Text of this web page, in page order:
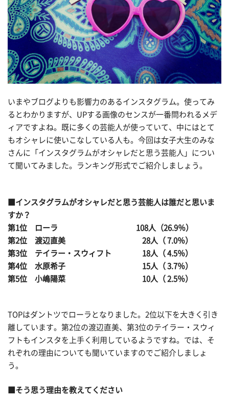
いまやブログよりも影響力のあるインスタグラム。使ってみ
るとわかりますが、UPする画像のセンスが一番問われるメデ
ィアですよね。既に多くの芸能人が使っていて、中にはとて
もオシャレに使いこなしている人も。今回は女子大生のみな
さんに「インスタグラムがオシャレだと思う芸能人」につい
て聞いてみました。ランキング形式でご紹介しましょう。
■インスタグラムがオシャレだと思う芸能人は誰だと思いま
すか？
第1位 ローラ 108人（26.9％）
第2位 渡辺直美 28人（ 7.0％）
第3位 テイラー・スウィフト 18人（ 4.5％）
第4位 水原希子 15人（ 3.7％）
第5位 小嶋陽菜 10人（ 2.5％）
TOPはダントツでローラとなりました。2位以下を大きく引き
離しています。第2位の渡辺直美、第3位のテイラー・スウィ
フトもインスタを上手く利用しているようですね。では、そ
れぞれの理由についても聞いていますのでご紹介しましょ
う。
■そう思う理由を教えてください